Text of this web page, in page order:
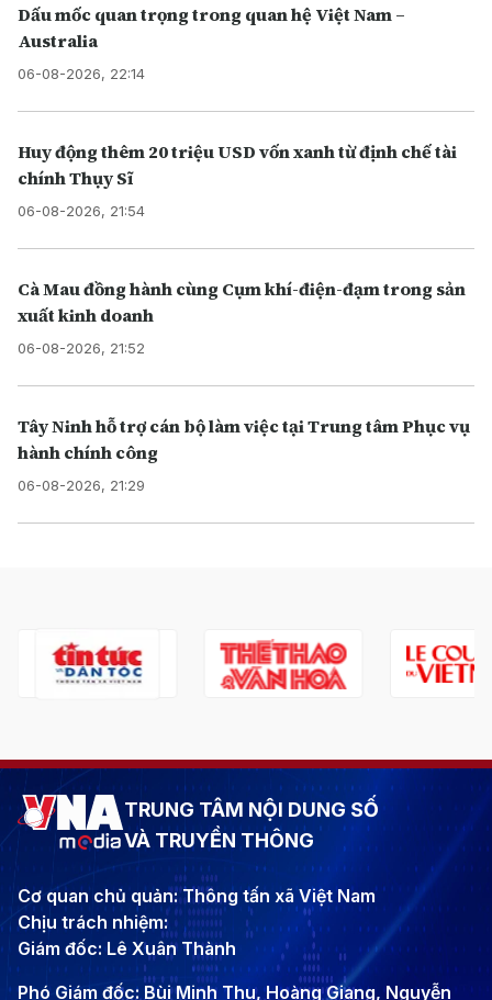
Dấu mốc quan trọng trong quan hệ Việt Nam –
Australia
06-08-2026, 22:14
Huy động thêm 20 triệu USD vốn xanh từ định chế tài
chính Thụy Sĩ
06-08-2026, 21:54
Cà Mau đồng hành cùng Cụm khí-điện-đạm trong sản
xuất kinh doanh
06-08-2026, 21:52
Tây Ninh hỗ trợ cán bộ làm việc tại Trung tâm Phục vụ
hành chính công
06-08-2026, 21:29
TRUNG TÂM NỘI DUNG SỐ
VÀ TRUYỀN THÔNG
Cơ quan chủ quản: Thông tấn xã Việt Nam
Chịu trách nhiệm:
Giám đốc: Lê Xuân Thành
Phó Giám đốc: Bùi Minh Thu, Hoàng Giang, Nguyễn